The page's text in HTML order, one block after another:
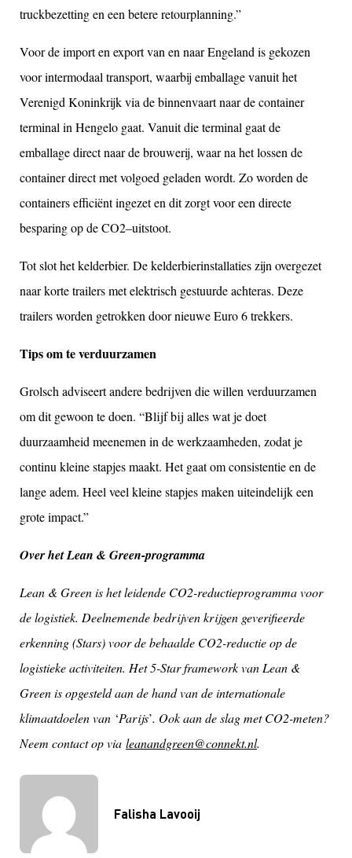
Falisha Lavooij
truckbezettingen een betereretourplanning.”
Voor de importen export van en naarEngeland is gekozen
voorintermodaal transport, waarbij emballagevanuithet
Verenigd Koninkrijkvia debinnenvaartnaardecontainer
terminal in Hengelo gaat. Vanuitdie terminal gaatde
emballagedirectnaardebrouwerij, waarna hetlossen de
container direct metvolgoed geladen wordt. Zoworden de
containersefficiëntingezeten ditzorgtvooreen directe
besparingopdeCO2–uitstoot.
Tot slot hetkelderbier. Dekelderbierinstallatieszijn overgezet
naarkortetrailers metelektrisch gestuurdeachteras. Deze
trailersworden getrokken doornieuweEuro 6 trekkers.
Tips om te verduurzamen
Grolsch adviseert andere bedrijven die willen verduurzamen
om dit gewoon te doen. “Blijf bij alles wat je doet
duurzaamheid meenemen in de werkzaamheden, zodat je
continu kleine stapjes maakt. Het gaat om consistentie en de
lange adem. Heel veel kleine stapjes maken uiteindelijk een
grote impact.”
Over het Lean & Green-programma
Lean & Green is het leidende CO2-reductieprogramma voor
de logistiek. Deelnemende bedrijven krijgen geverifieerde
erkenning (Stars) voor de behaalde CO2-reductie op de
logistieke activiteiten. Het 5-Star framework van Lean &
Green is opgesteld aan de hand van de internationale
klimaatdoelen van ‘Parijs’. Ook aan de slag met CO2-meten?
Neem contact op via leanandgreen@connekt.nl.